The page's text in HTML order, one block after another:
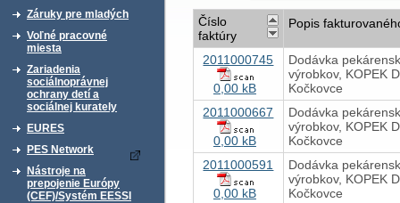
Záruky pre mladých
Voľné pracovné
miesta
Zariadenia
sociálnoprávnej
ochrany detí a
sociálnej kurately
EURES
PES Network
Nástroje na
prepojenie Európy
(CEF)/Systém EESSI
Číslo
faktúry
Popis
2011000745
0,00 kB
Dodávka
výrobkov, KOPEK
Kočkovce
2011000667
0,00 kB
Dodávka
výrobkov, KOPEK
Kočkovce
2011000591
0,00 kB
Dodávka
výrobkov, KOPEK
Kočkovce